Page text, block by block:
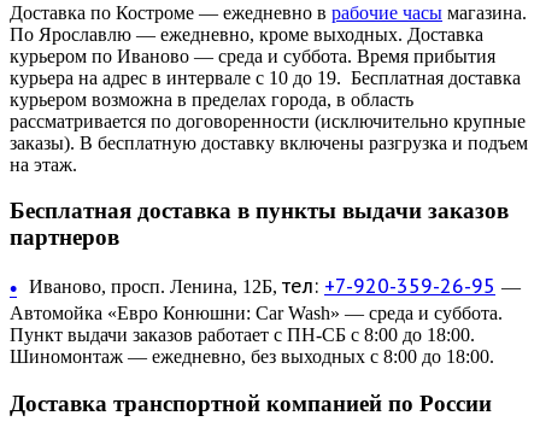
Доставка по Костроме — ежедневно в рабочие часы магазина.
По Ярославлю — ежедневно, кроме выходных. Доставка
курьером по Иваново — среда и суббота. Время прибытия
курьера на адрес в интервале с 10 до 19. Бесплатная доставка
курьером возможна в пределах города, в область
рассматривается по договоренности (исключительно крупные
заказы). В бесплатную доставку включены разгрузка и подъем
на этаж.
Бесплатная доставка в пункты выдачи заказов
партнеров
• Иваново, просп. Ленина, 12Б, тел: +7-920-359-26-95 —
Автомойка «Евро Конюшни: Car Wash» — среда и суббота.
Пункт выдачи заказов работает с ПН-СБ с 8:00 до 18:00.
Шиномонтаж — ежедневно, без выходных с 8:00 до 18:00.
Доставка транспортной компанией по России